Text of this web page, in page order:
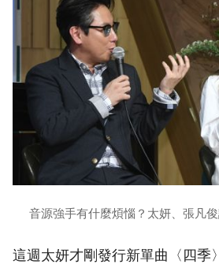
音源強手有什麼煩惱？太妍、張凡
這週太妍才剛發行新單曲〈四季